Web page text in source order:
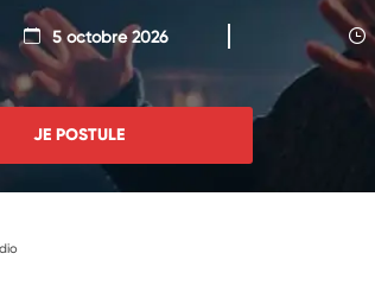
5 octobre 2026
JE POSTULE